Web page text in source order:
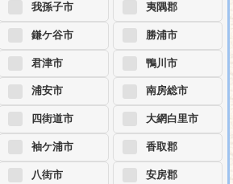
我孫子市
鎌ケ谷市
君津市
浦安市
四街道市
袖ケ浦市
八街市
夷隅郡
勝浦市
鴨川市
南房総市
大網白里市
香取郡
安房郡